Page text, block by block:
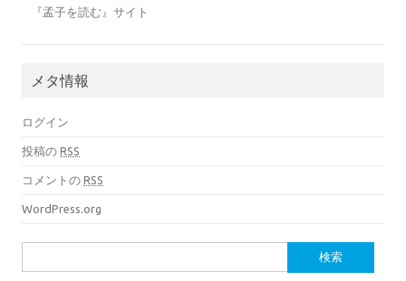
『孟子を読む』サイト
メタ情報
ログイン
投稿の RSS
コメントの RSS
WordPress.org